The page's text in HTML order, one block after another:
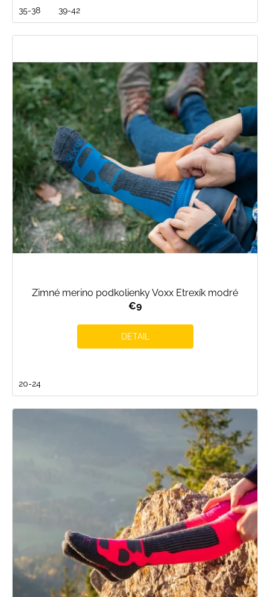
35-38 39-42
Zimné merino podkolienky Voxx Etrexík modré
€9
DETAIL
20-24